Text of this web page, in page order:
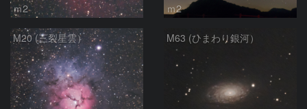
ｍ2 ｍ2
M20 (三裂星雲） M63 (ひまわり銀河）